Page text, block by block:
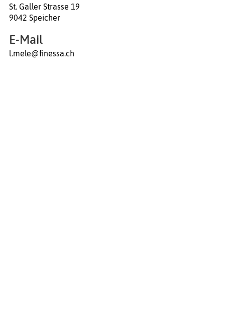
St. Galler Strasse 19
9042 Speicher
E-Mail
l.mele@finessa.ch